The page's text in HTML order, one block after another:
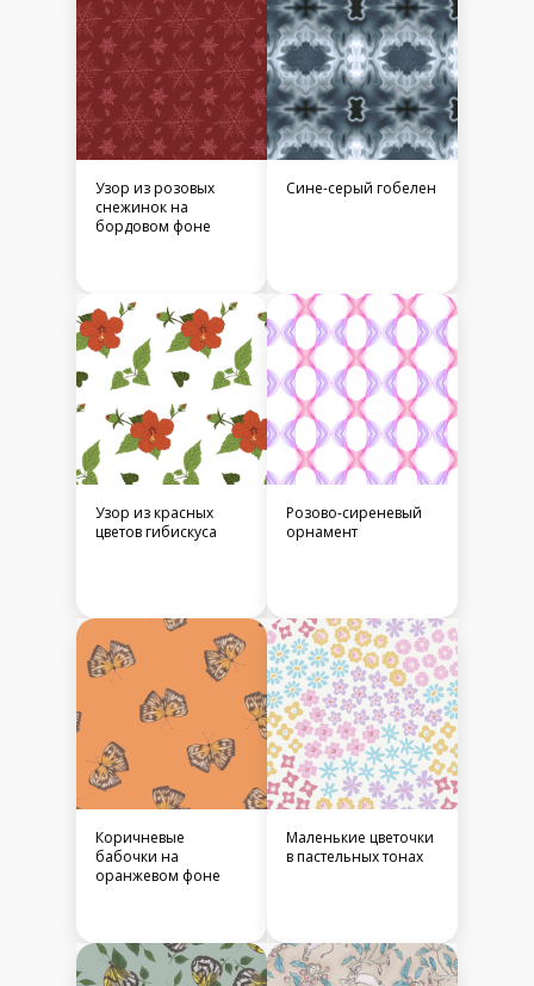
Узор из розовых
снежинок на
бордовом фоне
Сине-серый гобелен
Узор из красных
цветов гибискуса
Розово-сиреневый
орнамент
Коричневые
бабочки на
оранжевом фоне
Маленькие цветочки
в пастельных тонах